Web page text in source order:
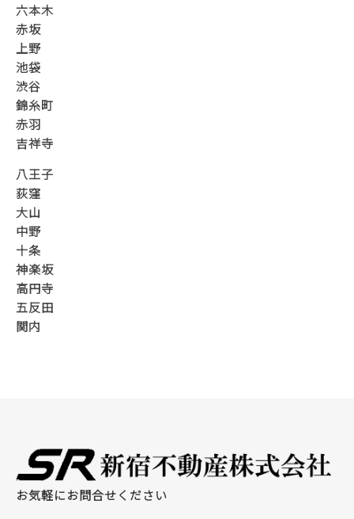
六本木
赤坂
上野
池袋
渋谷
錦糸町
赤羽
吉祥寺
八王子
荻窪
大山
中野
十条
神楽坂
高円寺
五反田
関内
お気軽にお問合せください